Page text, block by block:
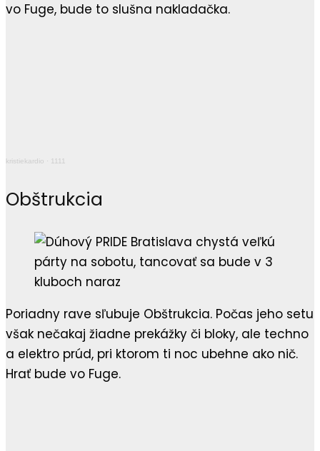
vo Fuge, bude to slušna nakladačka.
kristiekardio · 1111
Obštrukcia
Poriadny rave sľubuje Obštrukcia. Počas jeho setu
však nečakaj žiadne prekážky či bloky, ale techno
a elektro prúd, pri ktorom ti noc ubehne ako nič.
Hrať bude vo Fuge.